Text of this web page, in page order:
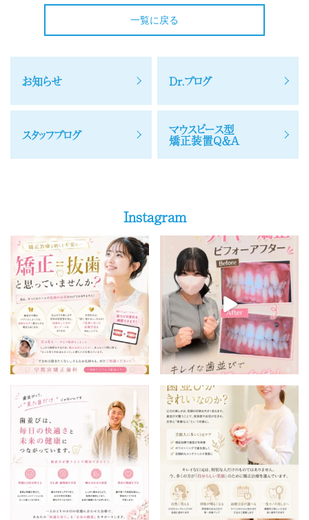
一覧に戻る
お知らせ Dr.ブログ
スタッフブログ マウスピース型
矯正装置Q＆A
Instagram